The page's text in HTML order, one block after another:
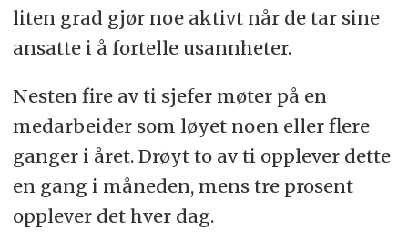
liten grad gjør noe aktivt når de tar sine
ansatte i å fortelle usannheter.
Nesten fire av ti sjefer møter på en
medarbeider som løyet noen eller flere
ganger i året. Drøyt to av ti opplever dette
en gang i måneden, mens tre prosent
opplever det hver dag.